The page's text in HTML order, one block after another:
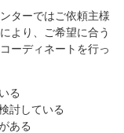
ターではご依頼主様
より、ご希望に合う
ーディネートを行っ
る
討している
ある